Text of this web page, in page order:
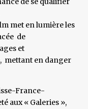
met en lumière les
de
et
mettant en danger
France-
aux « Galeries »,